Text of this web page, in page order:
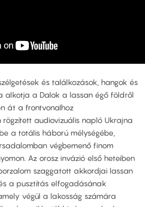
és találkozások, hangok és
alkotja a Dalok a lassan égő földről
át a frontvonalhoz
rögzített audiovizuális napló Ukrajna
a totális háború mélységébe,
végbemenő finom
Az orosz invázió első heteiben
szaggatott akkordjai lassan
a pusztítás elfogadásának
végül a lakosság számára